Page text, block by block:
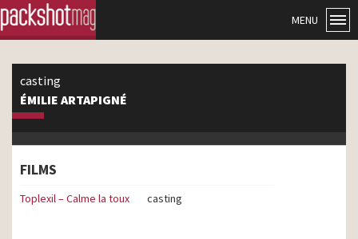
MENU
casting
ÉMILIE ARTAPIGNÉ
FILMS
Toplexil – Calme la toux casting